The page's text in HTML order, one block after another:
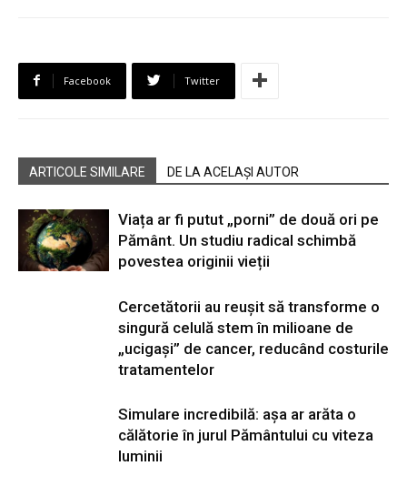
Facebook Twitter
ARTICOLE SIMILARE DE LA ACELAȘI AUTOR
Viața ar fi putut „porni” de două ori pe
Pământ. Un studiu radical schimbă
povestea originii vieții
Cercetătorii au reușit să transforme o
singură celulă stem în milioane de
„ucigași” de cancer, reducând costurile
tratamentelor
Simulare incredibilă: așa ar arăta o
călătorie în jurul Pământului cu viteza
luminii